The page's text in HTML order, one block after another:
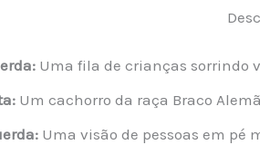
Uma fila de crianças sorrindo
Um cachorro da raça Braco
Uma visão de pessoas em pé